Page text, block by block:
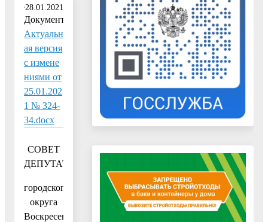
28.01.2021
Документ:
Актуальн
ая версия
с измене
ниями от
25.01.202
1 № 324-
34.docx
СОВЕТ
ДЕПУТАТОВ
городского
округа
Воскресенск